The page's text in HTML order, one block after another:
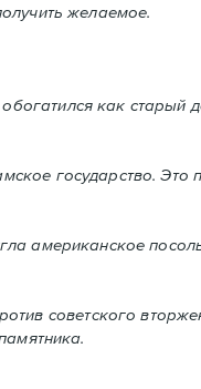
желаемое.
как старый
государство. Это
американское
советского